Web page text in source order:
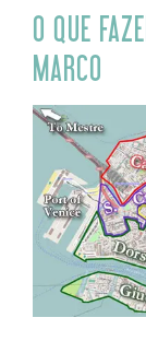
O QUE
MARCO